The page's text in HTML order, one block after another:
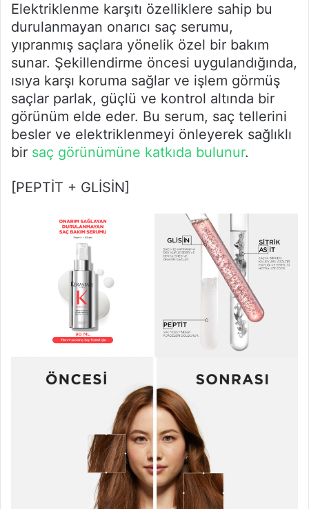
Elektriklenme karşıtı özelliklere sahip bu
durulanmayan onarıcı saç serumu,
yıpranmış saçlara yönelik özel bir bakım
sunar. Şekillendirme öncesi uygulandığında,
ısıya karşı koruma sağlar ve işlem görmüş
saçlar parlak, güçlü ve kontrol altında bir
görünüm elde eder. Bu serum, saç tellerini
besler ve elektriklenmeyi önleyerek sağlıklı
bir saç görünümüne katkıda bulunur.
[PEPTİT + GLİSİN]